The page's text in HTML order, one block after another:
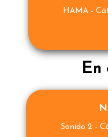
HAMA -
En
Sonido 2 -